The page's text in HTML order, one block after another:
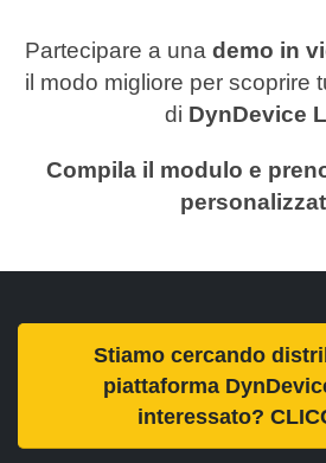
Partecipare a unademo in
è il modo migliore per
funzionalità di
Compila il modulo e
Stiamo cercando
piattaforma
interessato?